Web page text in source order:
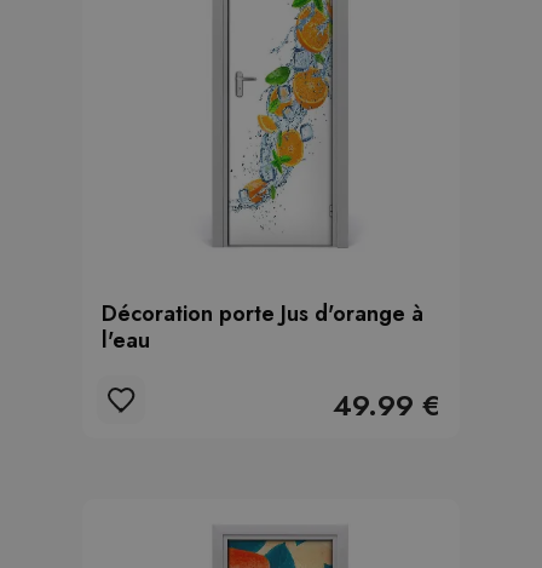
Décoration porte Jus d'orange à
l'eau
49.99 €